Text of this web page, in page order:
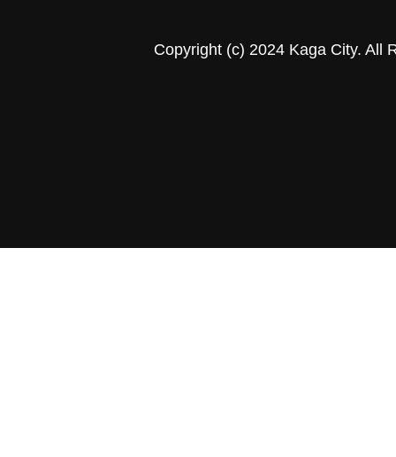
Copyright (c) 2024 Kaga City. All